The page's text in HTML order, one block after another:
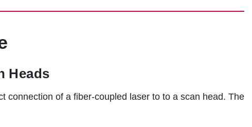
Heads
connection of a fiber-coupled laser to to a scan head. The